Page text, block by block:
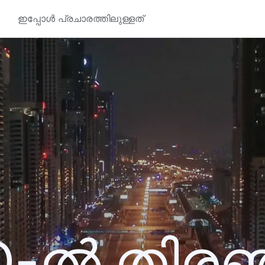
ഇപ്പോൾ പ്രചാരത്തിലുള്ളത്